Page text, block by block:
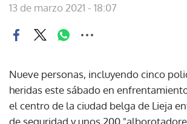
13 de marzo 2021 - 18:07
Nueve personas, incluyendo cinco
heridas este sábado en
el centro de la ciudad belga de Lieja
de seguridad y unos 200